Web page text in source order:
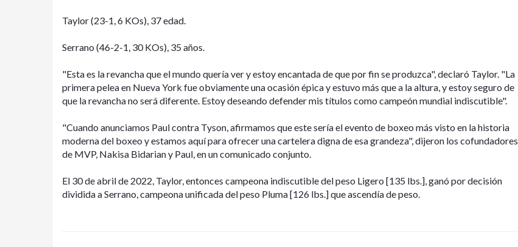
Taylor (23-1, 6 KOs), 37 edad.
Serrano (46-2-1, 30 KOs), 35 años.
"Esta es la revancha que el mundo quería ver y estoy encantada de que por fin se produzca", declaró Taylor. "La
primera pelea en Nueva York fue obviamente una ocasión épica y estuvo más que a la altura, y estoy seguro de
que la revancha no será diferente. Estoy deseando defender mis títulos como campeón mundial indiscutible".
"Cuando anunciamos Paul contra Tyson, afirmamos que este sería el evento de boxeo más visto en la historia
moderna del boxeo y estamos aquí para ofrecer una cartelera digna de esa grandeza", dijeron los cofundadores
de MVP, Nakisa Bidarian y Paul, en un comunicado conjunto.
El 30 de abril de 2022, Taylor, entonces campeona indiscutible del peso Ligero [135 lbs.], ganó por decisión
dividida a Serrano, campeona unificada del peso Pluma [126 lbs.] que ascendía de peso.